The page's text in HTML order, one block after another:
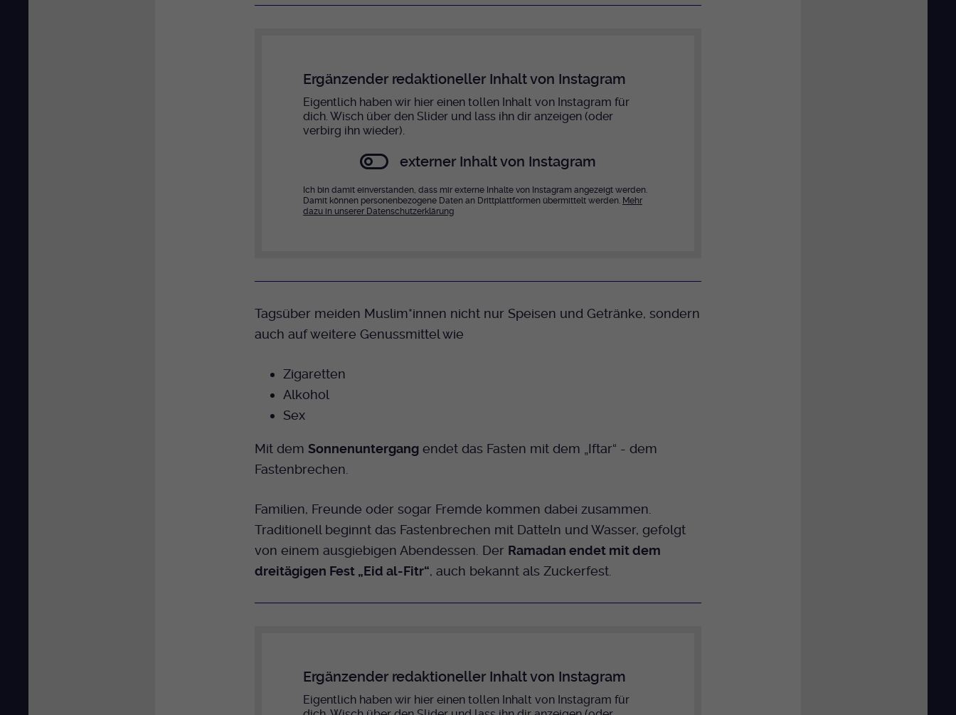
Ergänzender redaktioneller Inhalt von Instagram
Eigentlich haben wir hier einen tollen Inhalt von Instagram für
dich. Wisch über den Slider und lass ihn dir anzeigen (oder
verbirg ihn wieder).
externer Inhalt von Instagram
Ich bin damit einverstanden, dass mir externe Inhalte von Instagram angezeigt werden.
Damit können personenbezogene Daten an Drittplattformen übermittelt werden. Mehr
dazu in unserer Datenschutzerklärung
Tagsüber meiden Muslim*innen nicht nur Speisen und Getränke, sondern
auch auf weitere Genussmittel wie
Zigaretten
Alkohol
Sex
Mit dem Sonnenuntergangendet das Fasten mit dem „Iftar“ - dem
Fastenbrechen.
Familien, Freunde oder sogar Fremde kommen dabei zusammen.
Traditionell beginnt das Fastenbrechen mit Datteln und Wasser, gefolgt
von einem ausgiebigen Abendessen. Der Ramadan endet mit dem
dreitägigen Fest „Eid al-Fitr“, auch bekannt als Zuckerfest.
Ergänzender redaktioneller Inhalt von Instagram
Eigentlich haben wir hier einen tollen Inhalt von Instagram für